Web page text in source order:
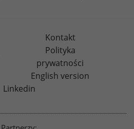
Kontakt
Polityka
prywatności
English version
Linkedin